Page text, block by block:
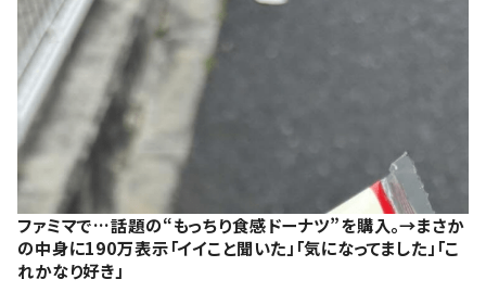
ファミマで…話題の“もっちり食感ドーナツ”を購入。→まさか
の中身に190万表示「イイこと聞いた」「気になってました」「こ
れかなり好き」